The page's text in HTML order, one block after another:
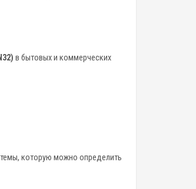
в бытовых и коммерческих
которую можно определить